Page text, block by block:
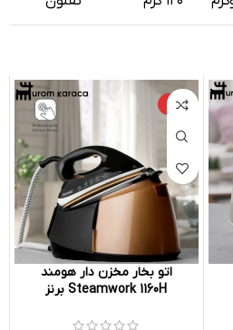
-۶%
اتو بخار مخزن دار هومند
Steamwork 1160H برنز